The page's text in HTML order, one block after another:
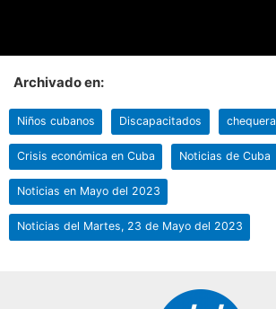
Archivado en:
Niños cubanos Discapacitados chequera
Crisis económica en Cuba Noticias de Cuba
Noticias en Mayo del 2023
Noticias del Martes, 23 de Mayo del 2023